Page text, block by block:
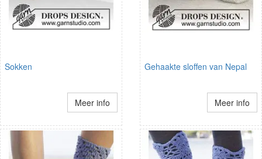
Sokken
Meer info
Gehaakte sloffen van Nepal
Meer info